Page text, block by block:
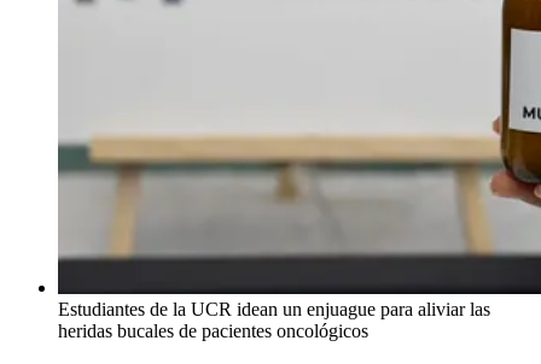
Estudiantes de la UCR idean un enjuague para aliviar las
heridas bucales de pacientes oncológicos